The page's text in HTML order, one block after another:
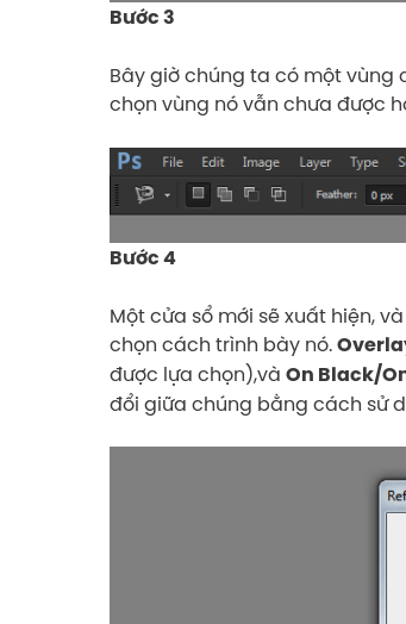
Bước 3
Bây giờ chúng ta có một vùng
chọn vùng nó vẫn chưa được
Bước 4
Một cửa sổ mới sẽ xuất hiện,
chọn cách trình bày nó.
được lựa chọn),và On Black/
đổi giữa chúng bằng cách sử